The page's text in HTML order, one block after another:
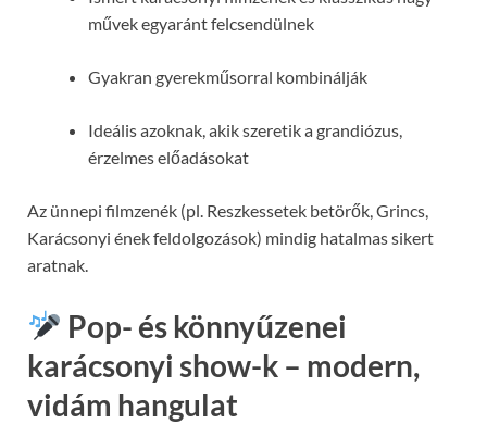
művek egyaránt felcsendülnek
Gyakran gyerekműsorral kombinálják
Ideális azoknak, akik szeretik a grandiózus,
érzelmes előadásokat
Az ünnepi filmzenék (pl. Reszkessetek betörők, Grincs,
Karácsonyi ének feldolgozások) mindig hatalmas sikert
aratnak.
Pop- és könnyűzenei
karácsonyi show-k – modern,
vidám hangulat